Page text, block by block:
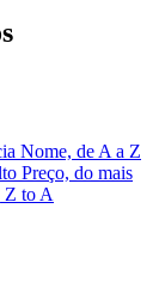
Nome, de A a Z
Preço, do mais
Z to A